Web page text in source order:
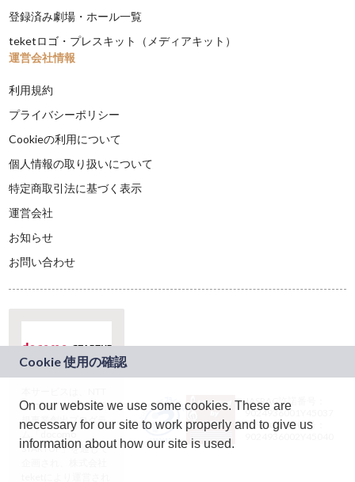
登録済み劇場・ホール一覧
teketロゴ・プレスキット（メディアキット）
運営会社情報
利用規約
プライバシーポリシー
Cookieの利用について
個人情報の取り扱いについて
特定商取引法に基づく表示
運営会社
お知らせ
お問い合わせ
ドコモグループの新
規事業創出プログラ
ム「docomo
STARTUP」を通じて
JASRAC許諾番号：
9024936001Y45037
JASRAC許諾番号：
On our website we use some cookies. These are
necessary for our site to work properly and to give us
information about how our site is used.